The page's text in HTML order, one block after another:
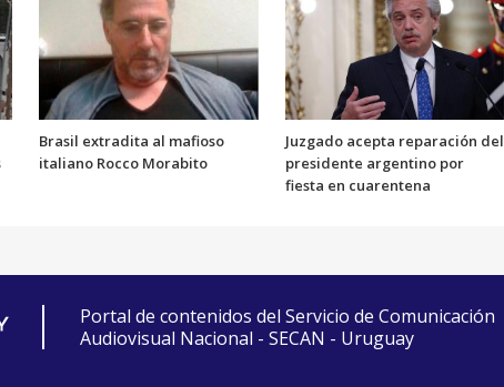
Brasil extradita al mafioso
italiano Rocco Morabito
Juzgado acepta reparación del
presidente argentino por
fiesta en cuarentena
Portal de contenidos del Servicio de Comunicación
Audiovisual Nacional - SECAN - Uruguay